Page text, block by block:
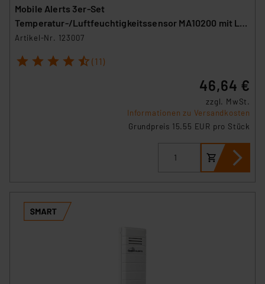
Mobile Alerts 3er-Set
Temperatur-/Luftfeuchtigkeitssensor MA10200 mit LC-
Display
Artikel-Nr. 123007
1 2 3 4 5 (11)
46,64 €
zzgl. MwSt.
Informationen zu Versandkosten
Grundpreis 15.55 EUR pro Stück